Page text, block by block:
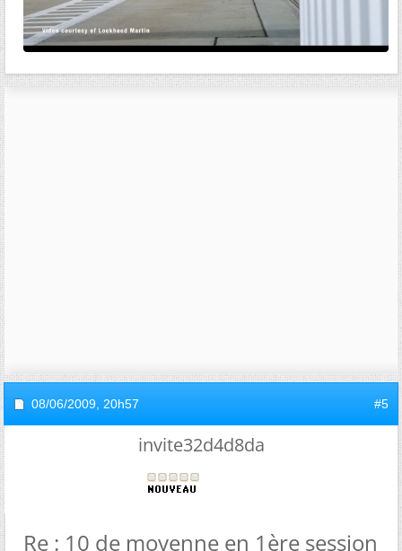
08/06/2009, 20h57 #5
invite32d4d8da
Re : 10 de moyenne en 1ère session